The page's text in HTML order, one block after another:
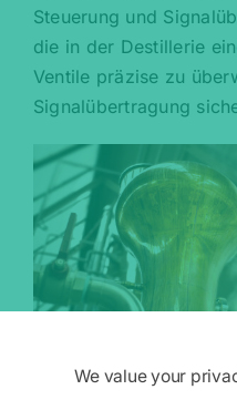
Steuerung und
die in der Destillerie
Ventile präzise zu
Signalübertragung
We value your